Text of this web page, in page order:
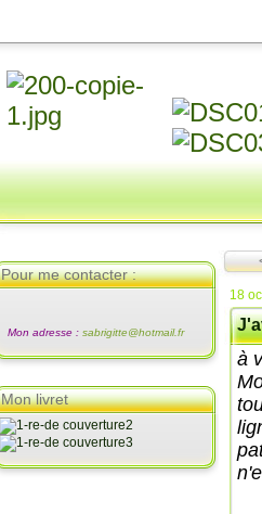
Pour me contacter :
Mon adresse : sabrigitte@hotmail.fr
Mon livret
18
à